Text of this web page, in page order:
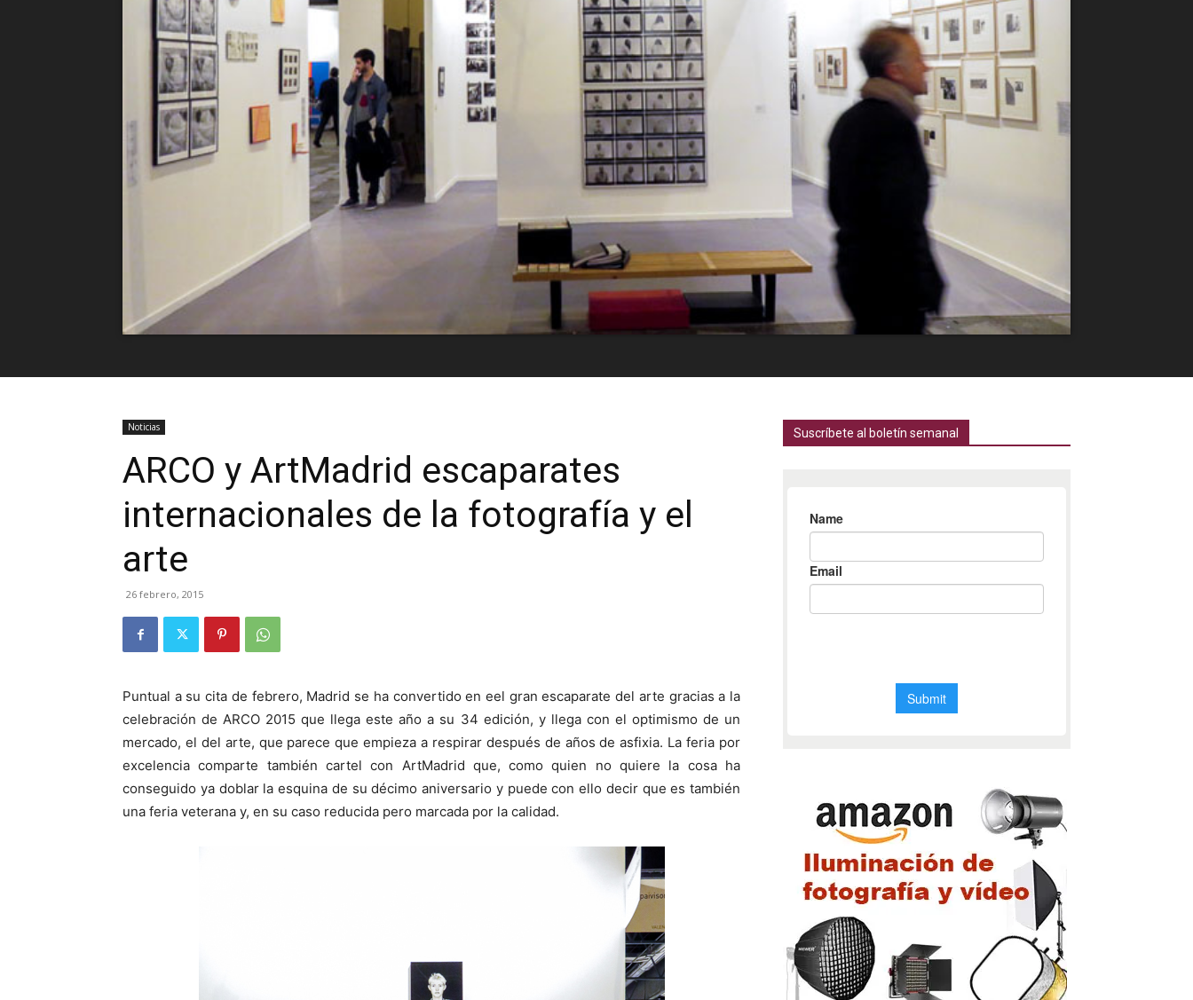
Noticias
ARCO y ArtMadrid escaparates
internacionales de la fotografía y el
arte
26 febrero, 2015
Puntual a su cita de febrero, Madrid se ha convertido en eel gran escaparate del arte gracias a la
celebración de ARCO 2015 que llega este año a su 34 edición, y llega con el optimismo de un
mercado, el del arte, que parece que empieza a respirar después de años de asfixia. La feria por
excelencia comparte también cartel con ArtMadrid que, como quien no quiere la cosa ha
conseguido ya doblar la esquina de su décimo aniversario y puede con ello decir que es también
una feria veterana y, en su caso reducida pero marcada por la calidad.
Suscríbete al boletín semanal